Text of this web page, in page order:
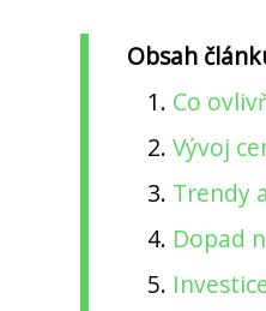
Obsah
Co
Vývoj
Trendy
Dopad